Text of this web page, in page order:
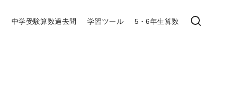
中学受験算数過去問 学習ツール 5・6年生算数